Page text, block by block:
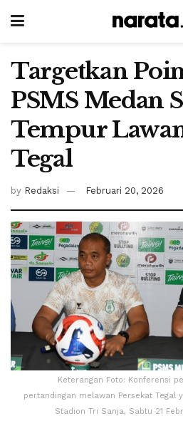
Targetkan
PSMS Medan
Tempur
Tegal
by Redaksi Februari 20, 2026
Keterangan Foto: Konferensi
pertandingan melawan Persekat Tegal
Stadion Tri Sanja, Sabtu 21